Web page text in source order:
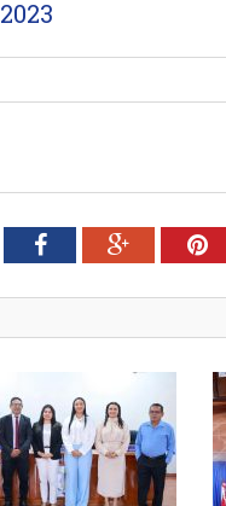
FacebookGoogle+